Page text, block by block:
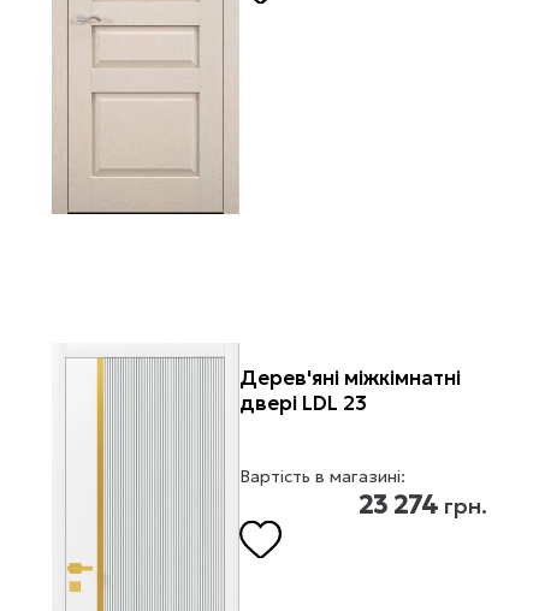
Дерев'яні міжкімнатні
двері LDL 23
Вартість в магазині:
23 274 грн.